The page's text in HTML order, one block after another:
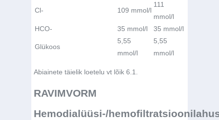
Cl- 109 mmol/l
111
mmol/l
HCO- 35 mmol/l 35 mmol/l
Glükoos
5,55
mmol/l
5,55
mmol/l
Abiainete täielik loetelu vt lõik 6.1.
RAVIMVORM
Hemodialüüsi-/